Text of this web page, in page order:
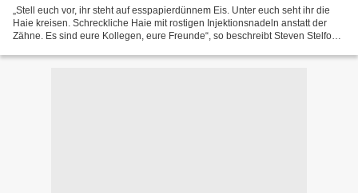
„Stell euch vor, ihr steht auf esspapierdünnem Eis. Unter euch seht ihr die
Haie kreisen. Schreckliche Haie mit rostigen Injektionsnadeln anstatt der
Zähne. Es sind eure Kollegen, eure Freunde“, so beschreibt Steven Stelfox